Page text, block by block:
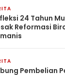
24 Tahun
Reformasi
Pembelian